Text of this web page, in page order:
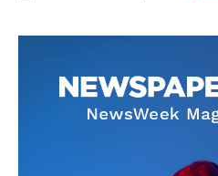
Nosotros